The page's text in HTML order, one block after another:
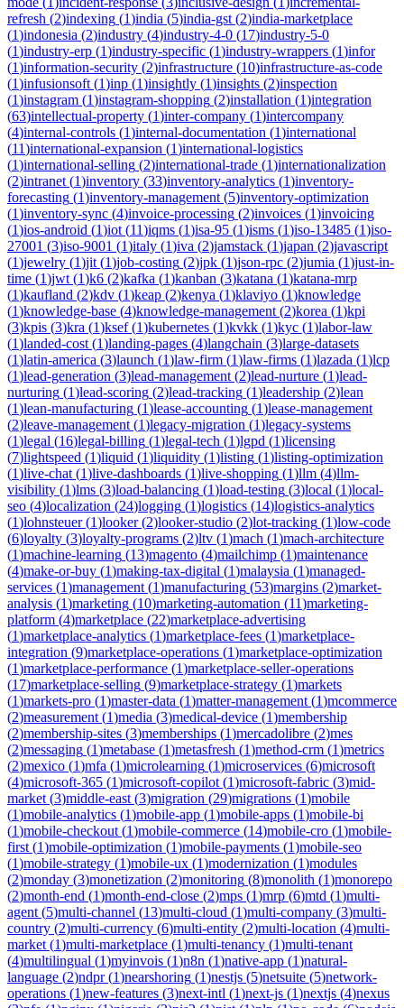
refresh (2)indexing (1)india (5)india-gst (2)india-marketplace
(1)indonesia (2)industry (4)industry-4-0 (17)industry-5-0
(1)industry-erp (1)industry-specific (1)industry-wrappers (1)infor
(1)information-security (2)infrastructure (10)infrastructure-as-code
(1)infusionsoft (1)inp (1)insightly (1)insights (2)inspection
(1)instagram (1)instagram-shopping (2)installation (1)integration
(63)intellectual-property (1)inter-company (1)intercompany
(4)internal-controls (1)internal-documentation (1)international
(11)international-expansion (1)international-logistics
(1)international-selling (2)international-trade (1)internationalization
(2)intranet (1)inventory (33)inventory-analytics (1)inventory-
forecasting (1)inventory-management (5)inventory-optimization
(1)inventory-sync (4)invoice-processing (2)invoices (1)invoicing
(1)ios-android (1)iot (11)iqms (1)isa-95 (1)isms (1)iso-13485 (1)iso-
27001 (3)iso-9001 (1)italy (1)iva (2)jamstack (1)japan (2)javascript
(1)jewelry (1)jit (1)job-costing (2)jpk (1)json-rpc (2)jumia (1)just-in-
time (1)jwt (1)k6 (2)kafka (1)kanban (3)katana (1)katana-mrp
(1)kaufland (2)kdv (1)keap (2)kenya (1)klaviyo (1)knowledge
(1)knowledge-base (4)knowledge-management (2)korea (1)kpi
(3)kpis (3)kra (1)ksef(1)kubernetes (1)kvkk (1)kyc (1)labor-law
(1)landed-cost (1)landing-pages (4)langchain (3)large-datasets
(1)latin-america (3)launch (1)law-firm (1)law-firms (1)lazada (1)lcp
(1)lead-generation (3)lead-management (2)lead-nurture (1)lead-
nurturing (1)lead-scoring (2)lead-tracking (1)leadership (2)lean
(1)lean-manufacturing (1)lease-accounting (1)lease-management
(2)leave-management (1)legacy-migration (1)legacy-systems
(1)legal (16)legal-billing (1)legal-tech (1)lgpd (1)licensing
(7)lightspeed (1)liquid (1)liquidity (1)listing (1)listing-optimization
(1)live-chat (1)live-dashboards (1)live-shopping (1)llm (4)llm-
visibility (1)lms (3)load-balancing (1)load-testing (3)local (1)local-
seo (4)localization (24)logging (1)logistics (14)logistics-analytics
(1)lohnsteuer(1)looker(2)looker-studio (2)lot-tracking (1)low-code
(6)loyalty (3)loyalty-programs (2)ltv (1)mach (1)mach-architecture
(1)machine-learning (13)magento (4)mailchimp (1)maintenance
(4)make-or-buy (1)making-tax-digital (1)malaysia (1)managed-
services (1)management (1)manufacturing (53)margins (2)market-
analysis (1)marketing (10)marketing-automation (11)marketing-
platform (4)marketplace (22)marketplace-advertising
(1)marketplace-analytics (1)marketplace-fees (1)marketplace-
integration (9)marketplace-operations (1)marketplace-optimization
(1)marketplace-performance (1)marketplace-seller-operations
(17)marketplace-selling (9)marketplace-strategy (1)markets
(1)markets-pro (1)master-data (1)matter-management (1)mcommerce
(2)measurement (1)media (3)medical-device (1)membership
(2)membership-sites (3)memberships (1)mercadolibre (2)mes
(2)messaging (1)metabase (1)metasfresh (1)method-crm (1)metrics
(2)mexico (1)mfa (1)microlearning (1)microservices (6)microsoft
(4)microsoft-365 (1)microsoft-copilot (1)microsoft-fabric (3)mid-
market (3)middle-east (3)migration (29)migrations (1)mobile
(1)mobile-analytics (1)mobile-app (1)mobile-apps (1)mobile-bi
(1)mobile-checkout (1)mobile-commerce (14)mobile-cro (1)mobile-
first (1)mobile-optimization (1)mobile-payments (1)mobile-seo
(1)mobile-strategy (1)mobile-ux (1)modernization (1)modules
(2)monday (3)monetization (2)monitoring (8)monolith (1)monorepo
(2)month-end (1)month-end-close (2)mps (1)mrp (6)mtd (1)multi-
agent (5)multi-channel (13)multi-cloud (1)multi-company (3)multi-
country (2)multi-currency (6)multi-entity (2)multi-location (4)multi-
market (1)multi-marketplace (1)multi-tenancy (1)multi-tenant
(4)multilingual (1)myinvois (1)n8n (1)native-app (1)natural-
language (2)ndpr(1)nearshoring (1)nestjs (5)netsuite (5)network-
operations (1)new-features (3)next-intl (1)next-js (1)nextjs (4)nexus